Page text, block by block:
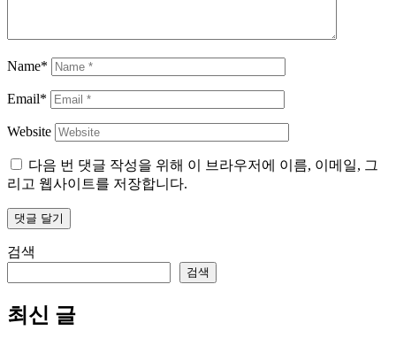
Name*
Email*
Website
다음 번 댓글 작성을 위해 이 브라우저에 이름, 이메일, 그
리고 웹사이트를 저장합니다.
검색
검색
최신 글